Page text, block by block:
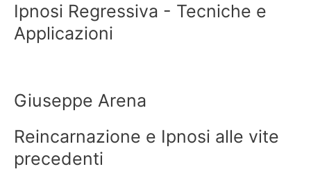
Ipnosi Regressiva - Tecniche e
Applicazioni
Giuseppe Arena
Reincarnazione e Ipnosi alle vite
precedenti